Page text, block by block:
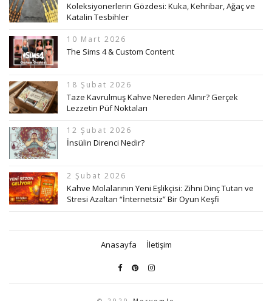
Koleksiyonerlerin Gözdesi: Kuka, Kehribar, Ağaç ve
Katalin Tesbihler
10 Mart 2026
The Sims 4 & Custom Content
18 Şubat 2026
Taze Kavrulmuş Kahve Nereden Alınır? Gerçek
Lezzetin Püf Noktaları
12 Şubat 2026
İnsülin Direnci Nedir?
2 Şubat 2026
Kahve Molalarının Yeni Eşlikçisi: Zihni Dinç Tutan ve
Stresi Azaltan “İnternetsiz” Bir Oyun Keşfi
Anasayfa İletişim